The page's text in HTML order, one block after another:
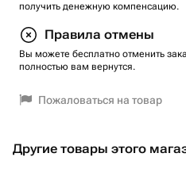
получить денежную компенсацию.
Правила отмены
Вы можете бесплатно отменить
полностью вам вернутся.
Пожаловаться на товар
Другие товары этого